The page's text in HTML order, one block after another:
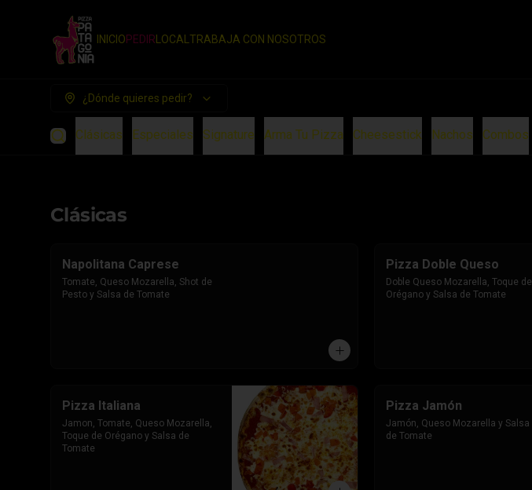
INICIOPEDIR LOCAL TRABAJA CON NOSOTROS
¿Dónde quieres pedir?
Clásicas Especiales Signature Arma Tu Pizza Cheesestick Nachos Combos
Clásicas
Napolitana Caprese
Tomate, Queso Mozarella, Shot de
Pesto y Salsa de Tomate
Pizza Doble Queso
Doble Queso Mozarella, Toque de
Orégano y Salsa de Tomate
Pizza Italiana
Jamon, Tomate, Queso Mozarella,
Toque de Orégano y Salsa de
Tomate
Pizza Jamón
Jamón, Queso Mozarella y Salsa
de Tomate